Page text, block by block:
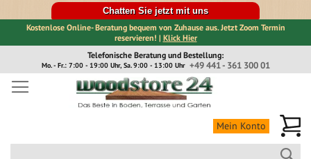
Chatten Sie jetzt mit uns
Kostenlose Online- Beratung bequem von Zuhause aus. Jetzt Zoom Termin
reservieren! | Klick Hier
Inhalt
Telefonische Beratung und Bestellung:
+49 441 - 361 300 01
Mo. - Fr.: 7:00 - 19:00 Uhr, Sa. 9:00 - 13:00 Uhr
Mein Konto